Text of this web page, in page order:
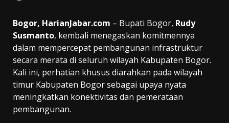
Bogor, HarianJabar.com – Bupati Bogor, Rudy
Susmanto, kembali menegaskan komitmennya
dalam mempercepat pembangunan infrastruktur
secara merata di seluruh wilayah Kabupaten Bogor.
Kali ini, perhatian khusus diarahkan pada wilayah
timur Kabupaten Bogor sebagai upaya nyata
meningkatkan konektivitas dan pemerataan
pembangunan.